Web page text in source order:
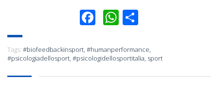
Facebook
WhatsApp
Tags: #biofeedbackinsport #humanperformance
#psicologiadellosport #psicologidellosportitalia sport